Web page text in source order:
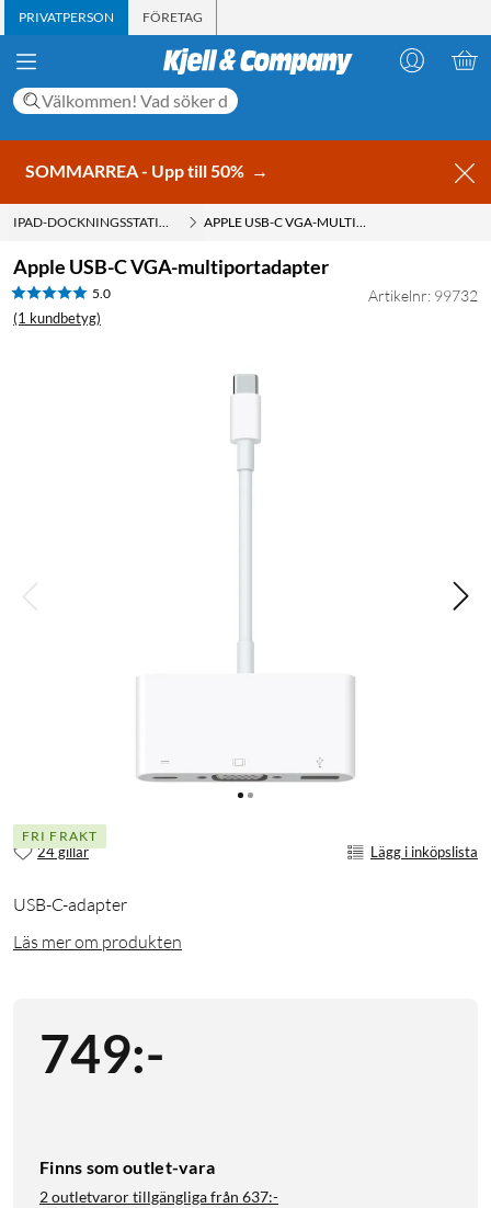
PRIVATPERSON FÖRETAG
SOMMARREA - Upp till 50% →
IPAD-DOCKNINGSSTATION & USB-HUBBAR APPLE USB-C VGA-MULTIPORTADAPTER
Apple USB-C VGA-multiportadapter
5.0
(1 kundbetyg)
Artikelnr: 99732
FRI FRAKT
24 gillar Lägg i inköpslista
USB-C-adapter
Läs mer om produkten
749:-
Finns som outlet-vara
2 outletvaror tillgängliga från 637:-